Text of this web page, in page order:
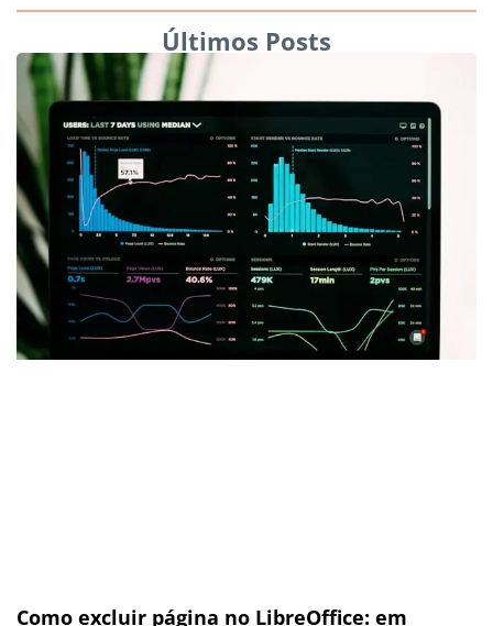
Últimos Posts
Como excluir página no LibreOffice: em